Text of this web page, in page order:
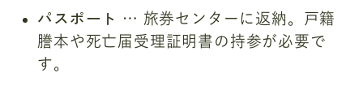
パスポート
… 旅券センターに返納。戸籍
謄本や死亡届受理証明書の持参が必要で
す。